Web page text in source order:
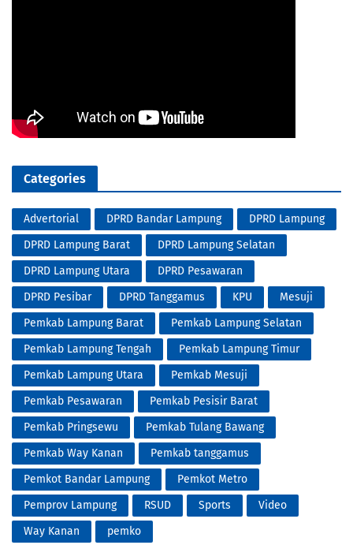
Categories
Advertorial DPRD Bandar Lampung
DPRD Lampung
DPRD Lampung Barat
DPRD Lampung Selatan
DPRD Lampung Utara
DPRD Pesawaran
DPRD Pesibar
DPRD Tanggamus KPU
Mesuji
Pemkab Lampung Barat
Pemkab Lampung Selatan
Pemkab Lampung Tengah
Pemkab Lampung Timur
Pemkab Lampung Utara
Pemkab Mesuji
Pemkab Pesawaran
Pemkab Pesisir Barat
Pemkab Pringsewu
Pemkab Tulang Bawang
Pemkab Way Kanan
Pemkab tanggamus
Pemkot Bandar Lampung
Pemkot Metro
Pemprov Lampung
RSUD Sports
Video
Way Kanan
pemko